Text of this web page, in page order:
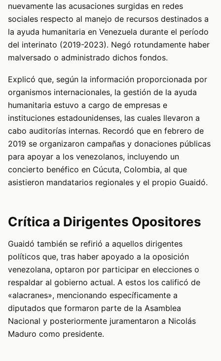
nuevamente las acusaciones surgidas en redes
sociales respecto al manejo de recursos destinados a
la ayuda humanitaria en Venezuela durante el período
del interinato (2019-2023). Negó rotundamente haber
malversado o administrado dichos fondos.
Explicó que, según la información proporcionada por
organismos internacionales, la gestión de la ayuda
humanitaria estuvo a cargo de empresas e
instituciones estadounidenses, las cuales llevaron a
cabo auditorías internas. Recordó que en febrero de
2019 se organizaron campañas y donaciones públicas
para apoyar a los venezolanos, incluyendo un
concierto benéfico en Cúcuta, Colombia, al que
asistieron mandatarios regionales y el propio Guaidó.
Crítica a Dirigentes Opositores
Guaidó también se refirió a aquellos dirigentes
políticos que, tras haber apoyado a la oposición
venezolana, optaron por participar en elecciones o
respaldar al gobierno actual. A estos los calificó de
«alacranes», mencionando específicamente a
diputados que formaron parte de la Asamblea
Nacional y posteriormente juramentaron a Nicolás
Maduro como presidente.